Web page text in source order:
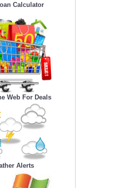
Calculator
Web For Deals
Alerts